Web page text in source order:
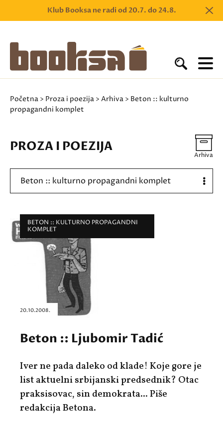
Klub Booksa ne radi od 20.7. do 24.8.
Početna > Proza i poezija > Arhiva > Beton :: kulturno
propagandni komplet
PROZA I POEZIJA
Beton :: kulturno propagandni komplet
Arhiva
BETON :: KULTURNO PROPAGANDNI
KOMPLET
20.10.2008.
Beton :: Ljubomir Tadić
Iver ne pada daleko od klade! Koje gore je
list aktuelni srbijanski predsednik? Otac
praksisovac, sin demokrata... Piše
redakcija Betona.